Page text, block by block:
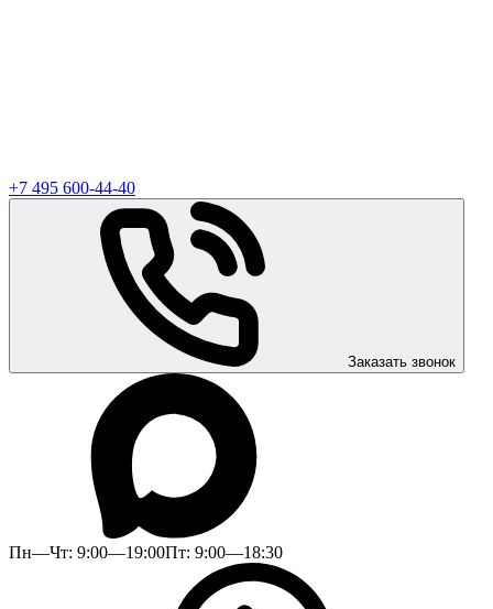
+7 495 600-44-40
Заказать звонок
Пн—Чт: 9:00—19:00Пт: 9:00—18:30